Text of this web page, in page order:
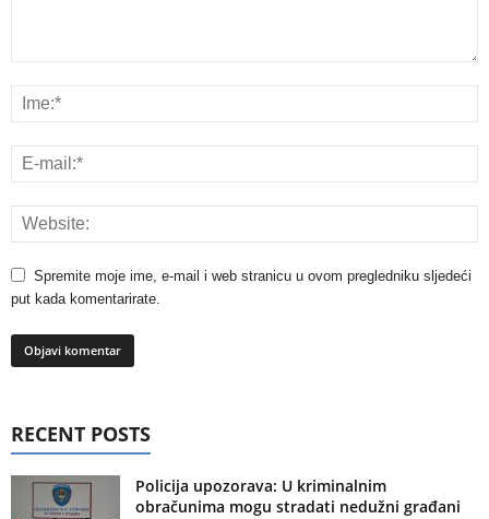
Spremite moje ime, e-mail i web stranicu u ovom pregledniku sljedeći
put kada komentarirate.
RECENT POSTS
Policija upozorava: U kriminalnim
obračunima mogu stradati nedužni građani